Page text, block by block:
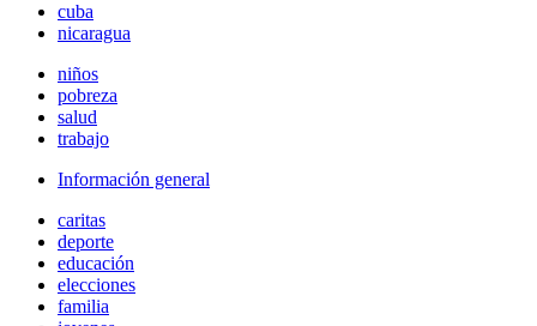
cuba
nicaragua
niños
pobreza
salud
trabajo
Información general
caritas
deporte
educación
elecciones
familia